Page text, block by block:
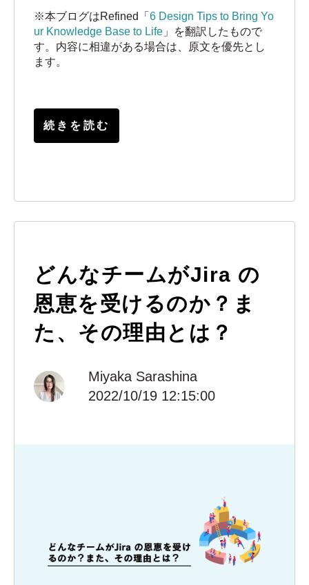
※本ブログはRefined「 6 Design Tips to Bring Yo
ur Knowledge Base to Life 」を翻訳したもので
す。内容に相違がある場合は、原文を優先とし
ます。
続きを読む
どんなチームがJira の
恩恵を受けるのか？ま
た、その理由とは？
Miyaka Sarashina
2022/10/19 12:15:00